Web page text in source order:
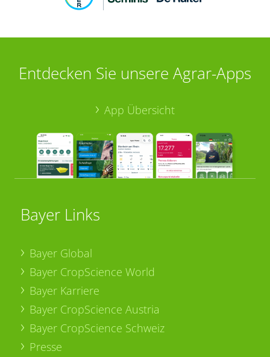
Entdecken Sie unsere Agrar-Apps
App Übersicht
Bayer Links
Bayer Global
Bayer CropScience World
Bayer Karriere
Bayer CropScience Austria
Bayer CropScience Schweiz
Presse